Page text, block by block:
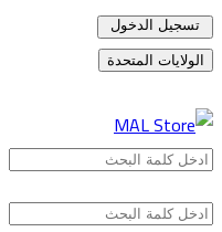
تسجيل الدخول
الولايات المتحدة